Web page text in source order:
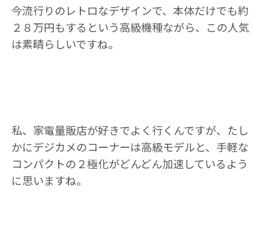
今流行りのレトロなデザインで、本体だけでも約
２８万円もするという高級機種ながら、この人気
は素晴らしいですね。
私、家電量販店が好きでよく行くんですが、たし
かにデジカメのコーナーは高級モデルと、手軽な
コンパクトの２極化がどんどん加速しているよう
に思いますね。